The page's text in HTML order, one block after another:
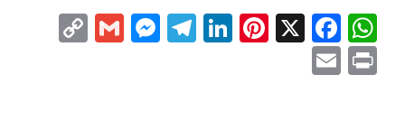
WhatsApp
Facebook
X
Pinterest
LinkedIn
Telegram
Gmail
Copy
Link Print
Email